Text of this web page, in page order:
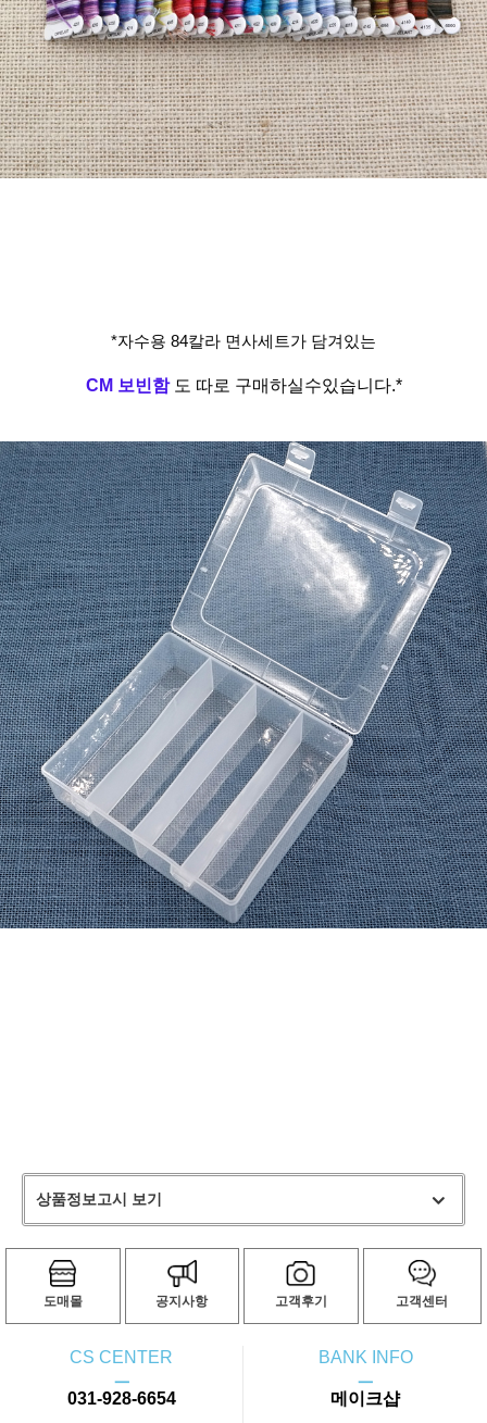
*자수용 84칼라 면사세트가 담겨있는
CM 보빈함 도 따로 구매하실수있습니다.*
상품정보고시 보기
도매몰 공지사항 고객후기 고객센터
CS CENTER
ㅡ
031-928-6654
BANK INFO
ㅡ
메이크샵